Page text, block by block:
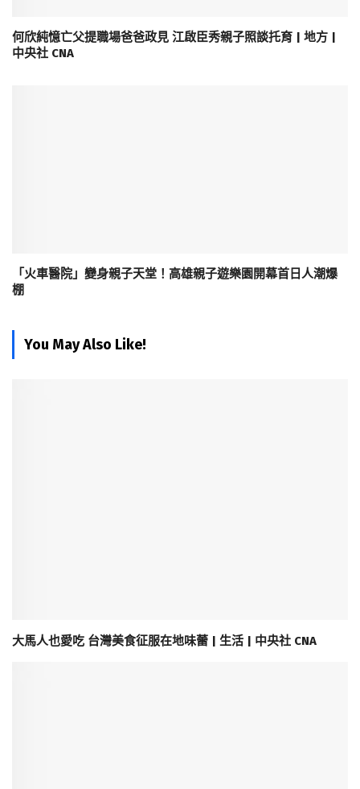
何欣純憶亡父提職場爸爸政見 江啟臣秀親子照談托育 | 地方 |
中央社 CNA
「火車醫院」變身親子天堂！高雄親子遊樂園開幕首日人潮爆
棚
You May Also Like!
大馬人也愛吃 台灣美食征服在地味蕾 | 生活 | 中央社 CNA